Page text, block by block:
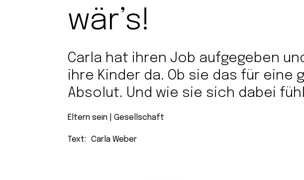
wär’s!
Carla hat ihren Job aufgegeben
ihre Kinder da. Ob sie das für eine
Absolut. Und wie sie sich dabei
Eltern sein Gesellschaft
Text: Carla Weber